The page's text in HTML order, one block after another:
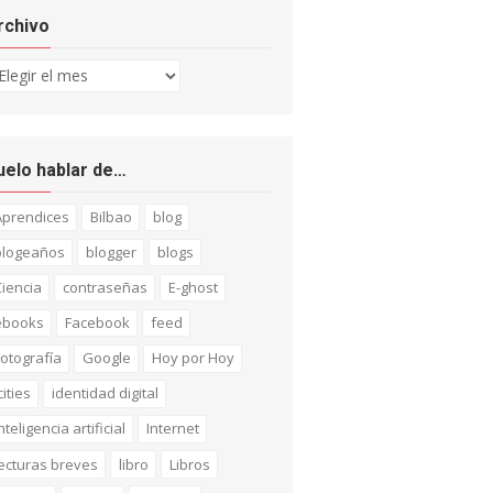
hablar de…
Bilbao
blog
blogger
blogs
contraseñas
E-ghost
Facebook
feed
Google
Hoy por Hoy
identidad digital
artificial
Internet
breves
libro
Libros